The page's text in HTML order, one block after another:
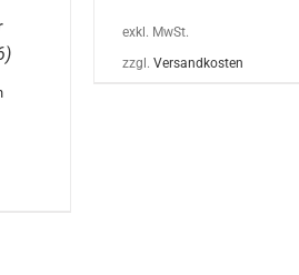
exkl. MwSt.
zzgl. Versandkosten